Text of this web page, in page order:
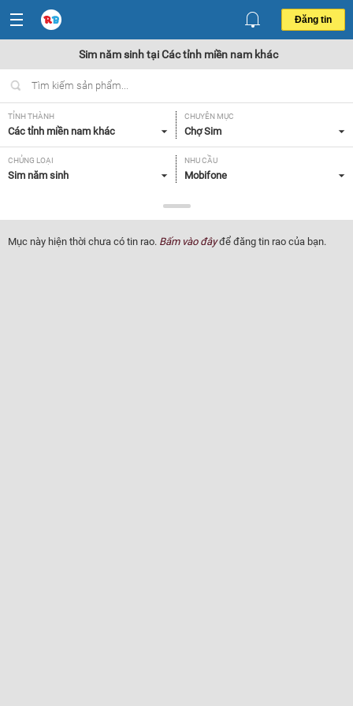
Đăng tin
Sim năm sinh tại Các tỉnh miền nam khác
TỈNH THÀNH
Các tỉnh miền nam khác
CHUYÊN MỤC
Chợ Sim
CHỦNG LOẠI
Sim năm sinh
NHU CẦU
Mobifone
Tất cả
Mục này hiện thời chưa có tin rao. Bấm vào đâyđể đăng tin rao của bạn.